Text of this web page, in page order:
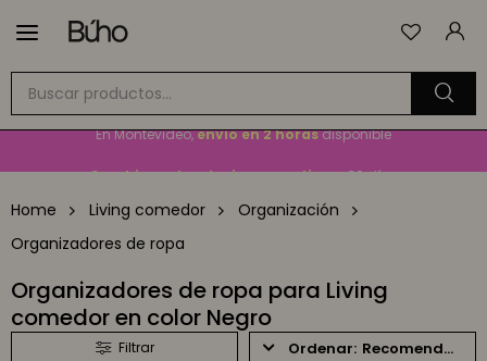

EnvíoGRATISa todo el país en compras mayores a$1.500
En Montevideo,envío en 2 horasdisponible
Home Living comedor
Organización
Organizadores de ropa
Organizadores de ropa para Living
comedor en color Negro
Recomendados